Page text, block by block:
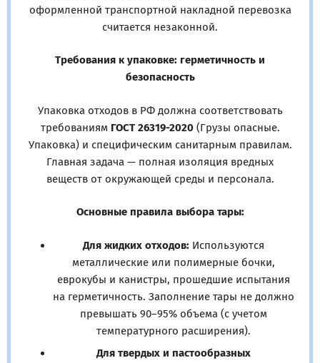
оформленной транспортной накладной перевозка
считается незаконной.
Требования к упаковке: герметичность и
безопасность
Упаковка отходов в РФ должна соответствовать
требованиям ГОСТ 26319-2020(Грузы опасные.
Упаковка) и специфическим санитарным правилам.
Главная задача — полная изоляция вредных
веществ от окружающей среды и персонала.
Основные правила выбора тары:
Для жидких отходов:Используются
металлические или полимерные бочки,
еврокубы и канистры, прошедшие испытания
на герметичность. Заполнение тары не должно
превышать 90–95% объема (с учетом
температурного расширения).
Для твердых и пастообразных